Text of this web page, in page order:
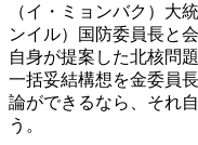
（イ・ミョンバク）大
ンイル）国防委員長と
自身が提案した北核問
一括妥結構想を金委員
論ができるなら、それ
う。